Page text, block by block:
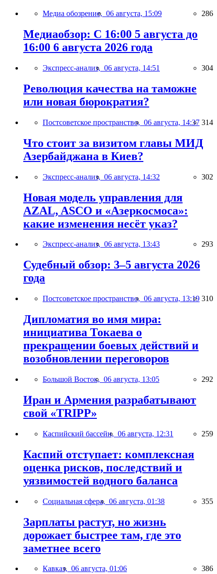
Медиа обозрение, 06 августа, 15:09 286
Медиаобзор: С 16:00 5 августа до
16:00 6 августа 2026 года
Экспресс-анализ, 06 августа, 14:51 304
Революция качества на таможне
или новая бюрократия?
Постсоветское пространство, 06 августа, 14:37 314
Что стоит за визитом главы МИД
Азербайджана в Киев?
Экспресс-анализ, 06 августа, 14:32 302
Новая модель управления для
AZAL, ASCO и «Азеркосмоса»:
какие изменения несёт указ?
Экспресс-анализ, 06 августа, 13:43 293
Судебный обзор: 3–5 августа 2026
года
Постсоветское пространство, 06 августа, 13:19 310
Дипломатия во имя мира:
инициатива Токаева о
прекращении боевых действий и
возобновлении переговоров
Большой Восток, 06 августа, 13:05 292
Иран и Армения разрабатывают
свой «TRIPP»
Каспийский бассейн, 06 августа, 12:31 259
Каспий отступает: комплексная
оценка рисков, последствий и
уязвимостей водного баланса
Социальная сфера, 06 августа, 01:38 355
Зарплаты растут, но жизнь
дорожает быстрее там, где это
заметнее всего
Кавказ, 06 августа, 01:06 386